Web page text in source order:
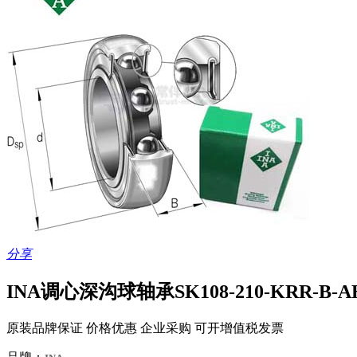
分享
INA调心深沟球轴承SK108-210-KRR-B-
原装品牌保证 价格优惠 企业采购 可开增值税发票